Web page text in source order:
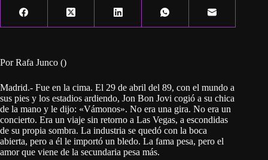
Por Rafa Junco ()
Madrid.- Fue en la cima. El 29 de abril del 89, con el mundo a
sus pies y los estadios ardiendo, Jon Bon Jovi cogió a su chica
de la mano y le dijo: «Vámonos». No era una gira. No era un
concierto. Era un viaje sin retorno a Las Vegas, a escondidas
de su propia sombra. La industria se quedó con la boca
abierta, pero a él le importó un bledo. La fama pesa, pero el
amor que viene de la secundaria pesa más.